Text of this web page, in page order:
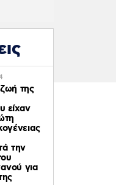
της
είχαν
την
για